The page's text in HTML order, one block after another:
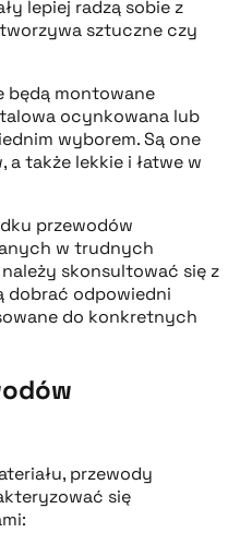
lepiej radzą sobie z
sztuczne czy
będą montowane
ocynkowana lub
wyborem. Są one
także lekkie i łatwe w
przewodów
w trudnych
skonsultować się z
dobrać odpowiedni
do konkretnych
przewody
się